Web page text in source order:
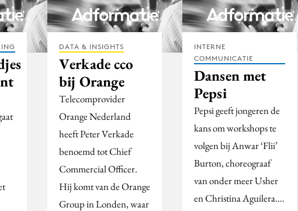
DATA & INSIGHTS
Verkade cco
bij Orange
Telecomprovider
Orange Nederland
heeft Peter Verkade
benoemd tot Chief
Commercial Officer.
Hij komt van de Orange
Group in Londen, waar
INTERNE
COMMUNICATIE
Dansen met
Pepsi
Pepsi geeft jongeren de
kans om workshops te
volgen bij Anwar ‘Flii’
Burton, choreograaf
van onder meer Usher
en Christina Aguilera.…